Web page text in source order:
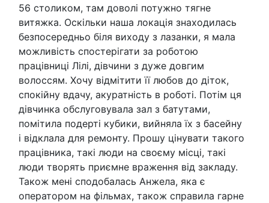
56 столиком, там доволі потужно тягне
витяжка. Оскільки наша локація знаходилась
безпосередньо біля виходу з лазанки, я мала
можливість спостерігати за роботою
працівниці Лілі, дівчини з дуже довгим
волоссям. Хочу відмітити її любов до діток,
спокійну вдачу, акуратність в роботі. Потім ця
дівчинка обслуговувала зал з батутами,
помітила подерті кубики, вийняла їх з басейну
і відклала для ремонту. Прошу цінувати такого
працівника, такі люди на своєму місці, такі
люди творять приємне враження від закладу.
Також мені сподобалась Анжела, яка є
оператором на фільмах, також справила гарне